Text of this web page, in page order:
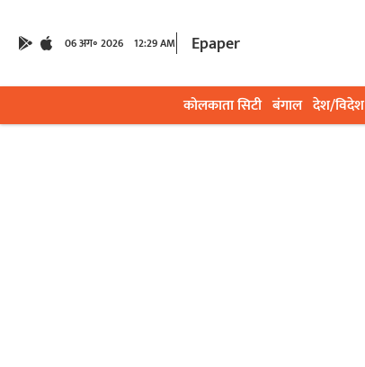
06 अग॰ 2026 12:29 AM Epaper
कोलकाता सिटी बंगाल देश/विदेश